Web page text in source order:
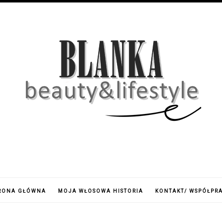
GŁÓWNA MOJA WŁOSOWA HISTORIA KONTAKT/